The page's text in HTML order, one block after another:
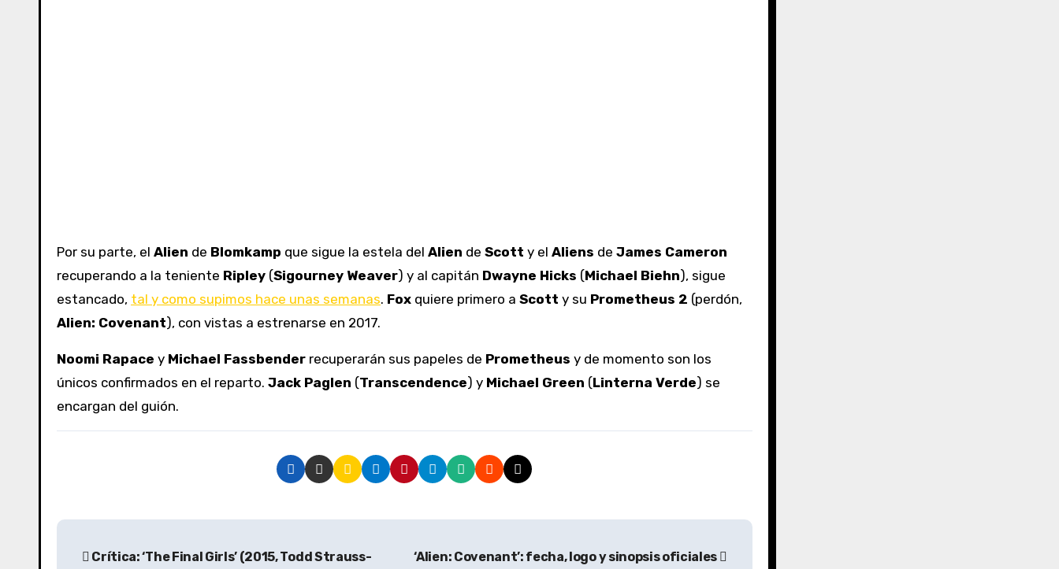
Por su parte, el Alien de Blomkamp que sigue la estela del Alien de Scott y el Aliens de James Cameron
recuperando a la teniente Ripley (Sigourney Weaver) y al capitán Dwayne Hicks (Michael Biehn), sigue
estancado, tal y como supimos hace unas semanas. Fox quiere primero a Scott y su Prometheus 2 (perdón,
Alien: Covenant), con vistas a estrenarse en 2017.
Noomi Rapace y Michael Fassbender recuperarán sus papeles de Prometheus y de momento son los
únicos confirmados en el reparto. Jack Paglen (Transcendence) y Michael Green (Linterna Verde) se
encargan del guión.
N
Crítica: ‘The Final Girls’ (2015, Todd Strauss-
‘Alien: Covenant’: fecha, logo y sinopsis oficiales